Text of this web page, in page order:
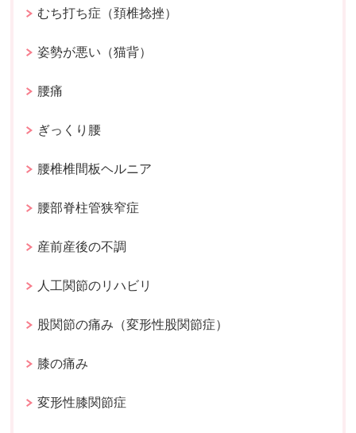
むち打ち症（頚椎捻挫）
姿勢が悪い（猫背）
腰痛
ぎっくり腰
腰椎椎間板ヘルニア
腰部脊柱管狭窄症
産前産後の不調
人工関節のリハビリ
股関節の痛み（変形性股関節症）
膝の痛み
変形性膝関節症